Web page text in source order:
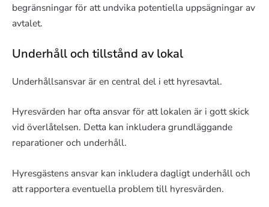
begränsningar för att undvika potentiella uppsägningar av
avtalet.
Underhåll och tillstånd av lokal
Underhållsansvar är en central del i ett hyresavtal.
Hyresvärden har ofta ansvar för att lokalen är i gott skick
vid överlåtelsen. Detta kan inkludera grundläggande
reparationer och underhåll.
Hyresgästens ansvar kan inkludera dagligt underhåll och
att rapportera eventuella problem till hyresvärden.